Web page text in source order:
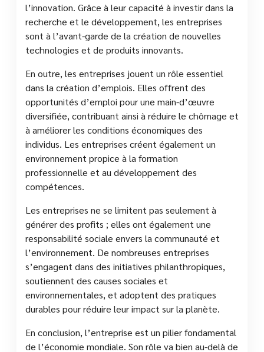
l’innovation. Grâce à leur capacité à investir dans la
recherche et le développement, les entreprises
sont à l’avant-garde de la création de nouvelles
technologies et de produits innovants.
En outre, les entreprises jouent un rôle essentiel
dans la création d’emplois. Elles offrent des
opportunités d’emploi pour une main-d’œuvre
diversifiée, contribuant ainsi à réduire le chômage et
à améliorer les conditions économiques des
individus. Les entreprises créent également un
environnement propice à la formation
professionnelle et au développement des
compétences.
Les entreprises ne se limitent pas seulement à
générer des profits ; elles ont également une
responsabilité sociale envers la communauté et
l’environnement. De nombreuses entreprises
s’engagent dans des initiatives philanthropiques,
soutiennent des causes sociales et
environnementales, et adoptent des pratiques
durables pour réduire leur impact sur la planète.
En conclusion, l’entreprise est un pilier fondamental
de l’économie mondiale. Son rôle va bien au-delà de